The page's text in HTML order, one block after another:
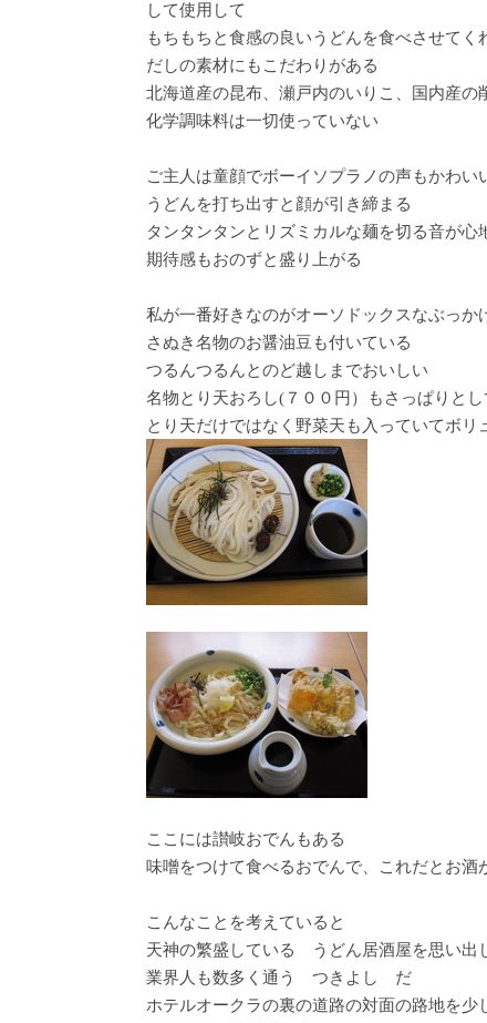
して使用して
もちもちと食感の良いうどんを食べさせてく
だしの素材にもこだわりがある
北海道産の昆布、瀬戸内のいりこ、国内産の
化学調味料は一切使っていない
ご主人は童顔でボーイソプラノの声もかわい
うどんを打ち出すと顔が引き締まる
タンタンタンとリズミカルな麺を切る音が心
期待感もおのずと盛り上がる
私が一番好きなのがオーソドックスなぶっか
さぬき名物のお醤油豆も付いている
つるんつるんとのど越しまでおいしい
名物とり天おろし(７００円）もさっぱりとし
とり天だけではなく野菜天も入っていてボリ
ここには讃岐おでんもある
味噌をつけて食べるおでんで、これだとお酒
こんなことを考えていると
天神の繁盛している うどん居酒屋を思い出
業界人も数多く通う つきよし だ
ホテルオークラの裏の道路の対面の路地を少